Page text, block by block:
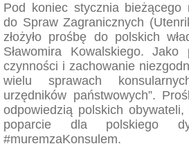
Pod koniec stycznia bieżącego
do Spraw Zagranicznych
złożyło prośbę do polskich
Sławomira Kowalskiego.
czynności i zachowanie
wielu sprawach
urzędników państwowych”.
odpowiedzią polskich
poparcie dla polskiego
#muremzaKonsulem.